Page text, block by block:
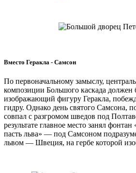
Вместо Геракла - Самсон
По первоначальному замыслу,
композиции Большого каскада должен
изображающий фигуру Геракла,
гидру. Однако день святого Самсона,
совпал с разгромом шведов под
результате главное место занял
пасть льва» — под Самсоном
львом — Швеция, на гербе которой